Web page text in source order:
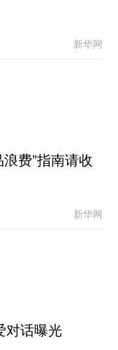
新华网
费”指南请收
新华网
对话曝光